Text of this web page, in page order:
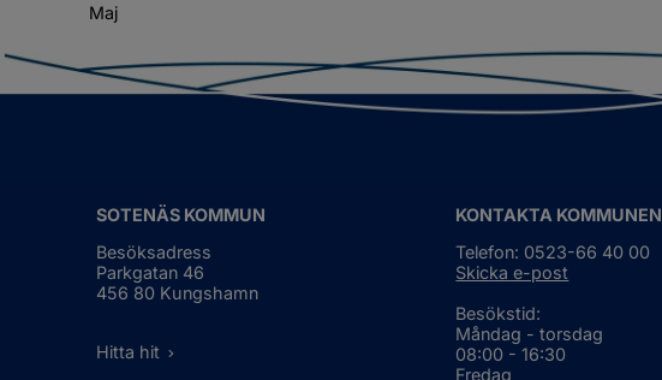
Maj
SOTENÄS KOMMUN
Besöksadress
Parkgatan 46
456 80 Kungshamn
Hitta hit
KONTAKTA KOMMUNEN
Telefon: 0523-66 40 00
Skicka e-post
Besökstid:
Måndag - torsdag
08:00 - 16:30
Fredag